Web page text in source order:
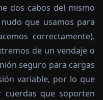
dos cabos del mismo
que usamos para
correctamente).
de un vendaje o
seguro para cargas
variable, por lo que
cuerdas que soporten